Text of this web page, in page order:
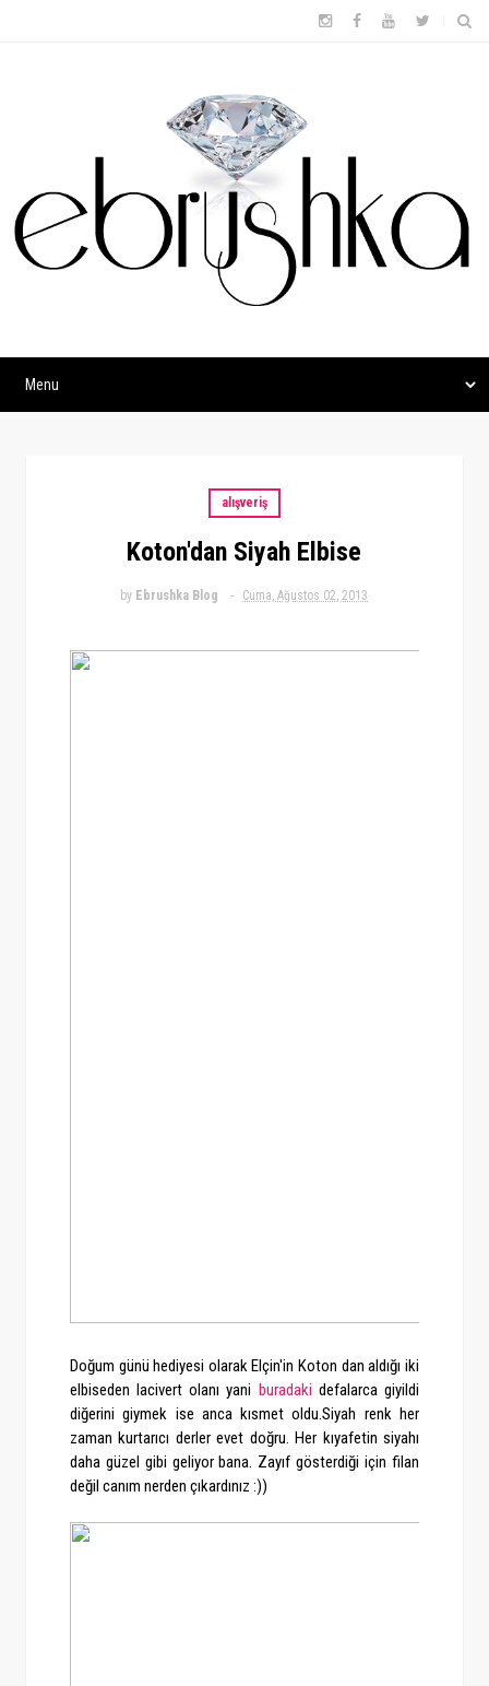
alışveriş
Koton'dan Siyah Elbise
by Ebrushka Blog Cuma, Ağustos 02, 2013
Doğum günü hediyesi olarak Elçin'in Koton dan aldığı iki
elbiseden lacivert olanı yani buradaki defalarca giyildi
diğerini giymek ise anca kısmet oldu.Siyah renk her
zaman kurtarıcı derler evet doğru. Her kıyafetin siyahı
daha güzel gibi geliyor bana. Zayıf gösterdiği için filan
değil canım nerden çıkardınız :))